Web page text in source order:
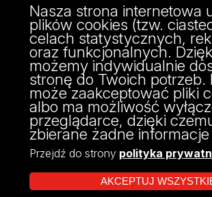
ul. Pomorska nr 46/48
91-408 Łódź
tel: 42/665 57 22
Nasza strona internetowa
plików cookies (tzw.
celach statystycznych,
oraz funkcjonalnych.
możemy indywidualnie
stronę do Twoich potrzeb.
może zaakceptować pliki
albo ma możliwość
przeglądarce, dzięki
zbierane żadne informacje
Przejdź do strony polityka
AKCEPTUJ